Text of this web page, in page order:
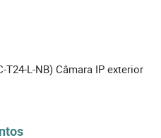
T24-L-NB) Câmara IP exterior